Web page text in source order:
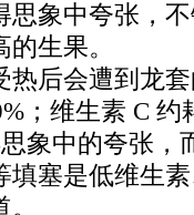
思象中夸张，
生果。
热后会遭到龙
；维生素 C 约
象中的夸张，
填塞是低维生